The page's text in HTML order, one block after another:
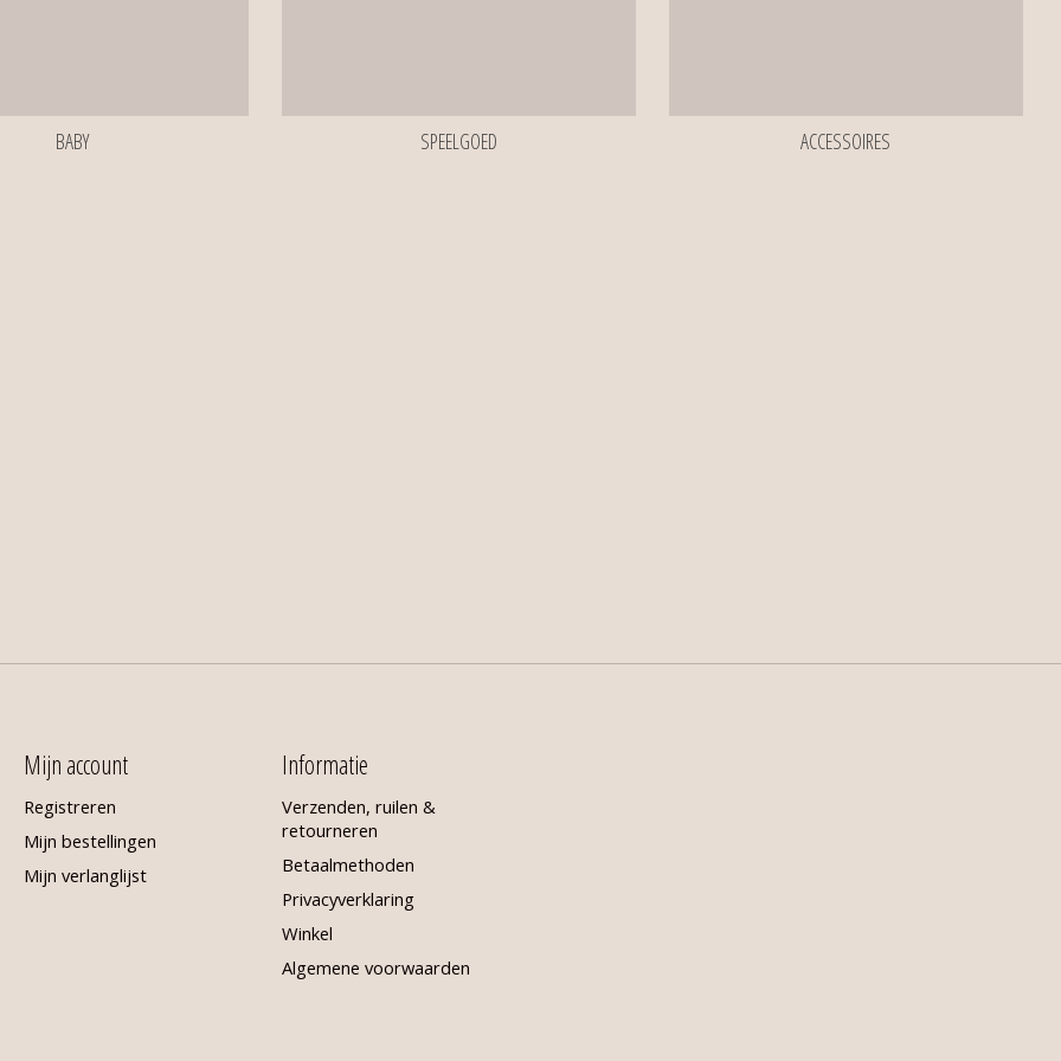
BABY SPEELGOED ACCESSOIRES
Mijn account
Registreren
Mijn bestellingen
Mijn verlanglijst
Informatie
Verzenden, ruilen &
retourneren
Betaalmethoden
Privacyverklaring
Winkel
Algemene voorwaarden